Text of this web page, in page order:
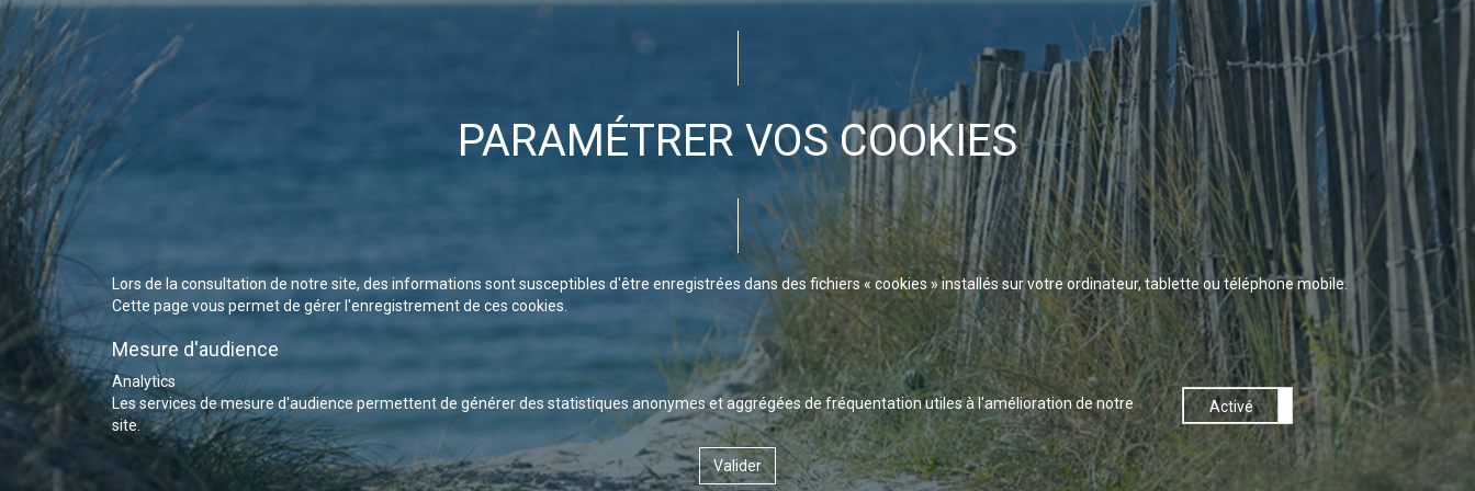
PARAMÉTRER VOS COOKIES
Lors de la consultation de notre site, des informations sont susceptibles d'être enregistrées dans des fichiers « cookies » installés sur votre ordinateur, tablette ou téléphone mobile.
Cette page vous permet de gérer l'enregistrement de ces cookies.
Mesure d'audience
Analytics
Les services de mesure d'audience permettent de générer des statistiques anonymes et aggrégées de fréquentation utiles à l'amélioration de notre
site.
Activé Désactivé
Valider